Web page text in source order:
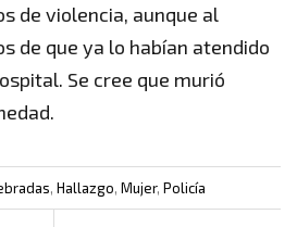
de violencia, aunque al
de que ya lo habían atendido
Se cree que murió
, Hallazgo, Mujer, Policía